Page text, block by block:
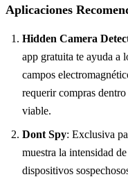
Aplicaciones
Hidden Camera
app gratuita te ayuda a
campos
requerir compras
viable.
Dont Spy: Exclusiva
muestra la intensidad
dispositivos